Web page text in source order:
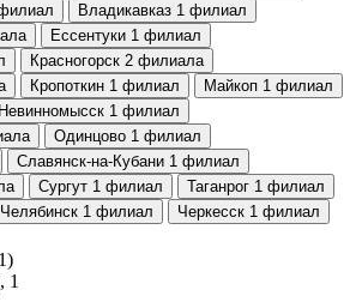
Владикавказ 1 филиал
Ессентуки 1 филиал
Красногорск 2 филиала
Кропоткин 1 филиал Майкоп 1 филиал
Невинномысск 1 филиал
Одинцово 1 филиал
Славянск-на-Кубани 1 филиал
Сургут 1 филиал Таганрог 1 филиал
Челябинск 1 филиал Черкесск 1 филиал
1